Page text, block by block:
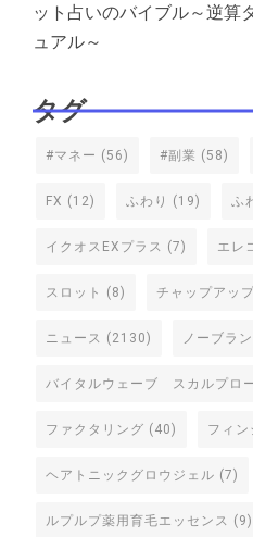
ット占いのバイブル～逆算
ュアル～
タグ
#マネー (56) #副業 (58)
FX (12) ふわり (19) ふ
イクオスEXプラス (7) エレ
スロット (8) チャップアップ
ニュース (2130) ノーブラン
バイタルウェーブ スカルプロ
ファクタリング (40) フィン
ヘアトニックグロウジェル (7)
ルプルプ薬用育毛エッセンス (9)